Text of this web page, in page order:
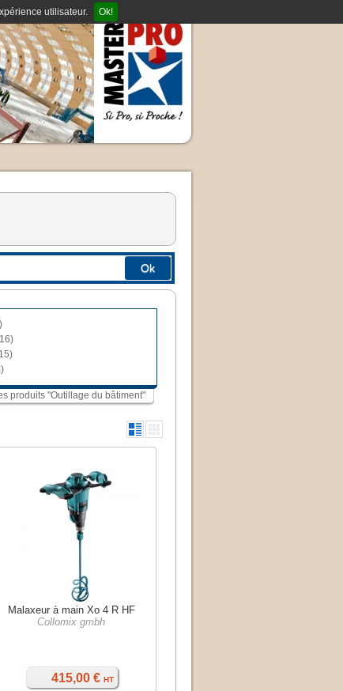
utilisateur. Ok!
Ok
produits "Outillage du bâtiment"
Malaxeur à main Xo 4 R HF
Collomix gmbh
415,00 € HT